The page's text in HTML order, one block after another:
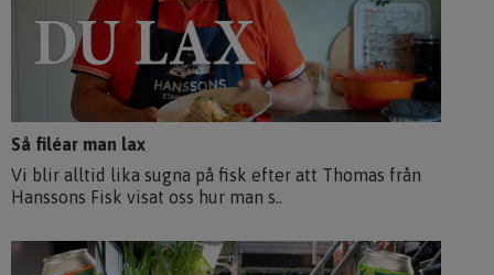
Så filéar man lax
Vi blir alltid lika sugna på fisk efter att Thomas från
Hanssons Fisk visat oss hur man s..